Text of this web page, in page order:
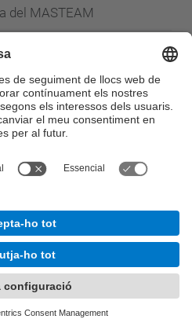
del MASTEAM
period for our
del Gabinet de
(GSIO) de la
informatives per als
s'impartirà a l'EETAC el
de Sistemes
Titulacions dels àmbits